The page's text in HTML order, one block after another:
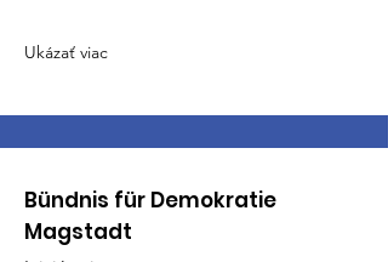
Ukázať viac
Bündnis für Demokratie
Magstadt